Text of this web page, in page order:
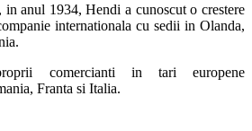
in anul 1934, Hendi a cunoscut o crestere
internationala cu sedii in Olanda,
comercianti in tari europene
Franta si Italia.